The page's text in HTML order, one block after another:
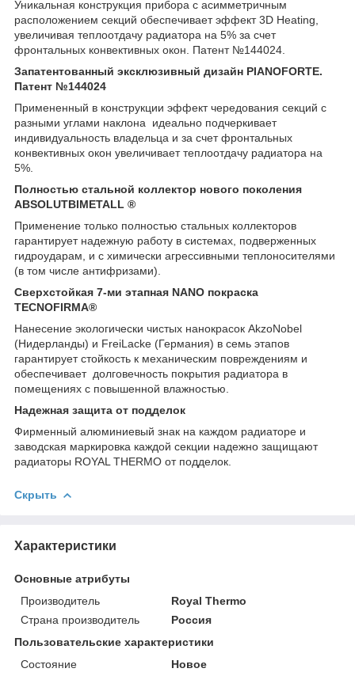
Уникальная конструкция прибора с асимметричным
расположением секций обеспечивает эффект 3D Heating,
увеличивая теплоотдачу радиатора на 5% за счет
фронтальных конвективных окон. Патент №144024.
Запатентованный эксклюзивный дизайн PIANOFORTE.
Патент №144024
Примененный в конструкции эффект чередования секций с
разными углами наклона идеально подчеркивает
индивидуальность владельца и за счет фронтальных
конвективных окон увеличивает теплоотдачу радиатора на
5%.
Полностью стальной коллектор нового поколения
ABSOLUTBIMETALL ®
Применение только полностью стальных коллекторов
гарантирует надежную работу в системах, подверженных
гидроударам, и с химически агрессивными теплоносителями
(в том числе антифризами).
Сверхстойкая 7-ми этапная NANO покраска
TECNOFIRMA®
Нанесение экологически чистых нанокрасок AkzoNobel
(Нидерланды) и FreiLacke (Германия) в семь этапов
гарантирует стойкость к механическим повреждениям и
обеспечивает долговечность покрытия радиатора в
помещениях с повышенной влажностью.
Надежная защита от подделок
Фирменный алюминиевый знак на каждом радиаторе и
заводская маркировка каждой секции надежно защищают
радиаторы ROYAL THERMO от подделок.
Скрыть
Характеристики
Основные атрибуты
Производитель
Royal Thermo
Страна производитель
Россия
Пользовательские характеристики
Состояние
Новое